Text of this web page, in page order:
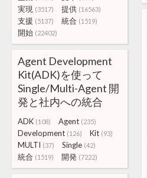
実現 (3517) 提供 (16563)
支援 (5137) 統合 (1519)
開始 (22402)
Agent Development
Kit(ADK)を使って
Single/Multi-Agent 開
発と社内への統合
ADK (108) Agent (235)
Development (126) Kit (93)
MULTI (37) Single (42)
統合 (1519) 開発 (7222)